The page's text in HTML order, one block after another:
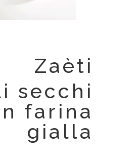
Zaèti
secchi
farina
gialla